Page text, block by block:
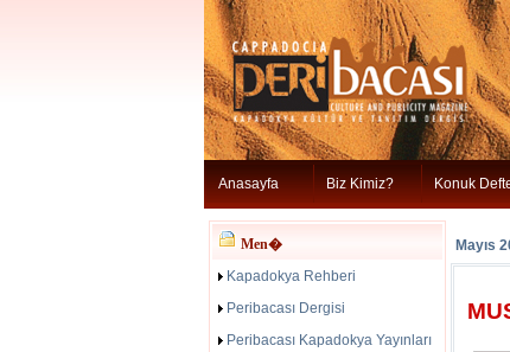
Anasayfa Biz Kimiz? Konuk
Men�
Kapadokya Rehberi
Peribacası Dergisi
Peribacası Kapadokya Yayınları
Mayıs